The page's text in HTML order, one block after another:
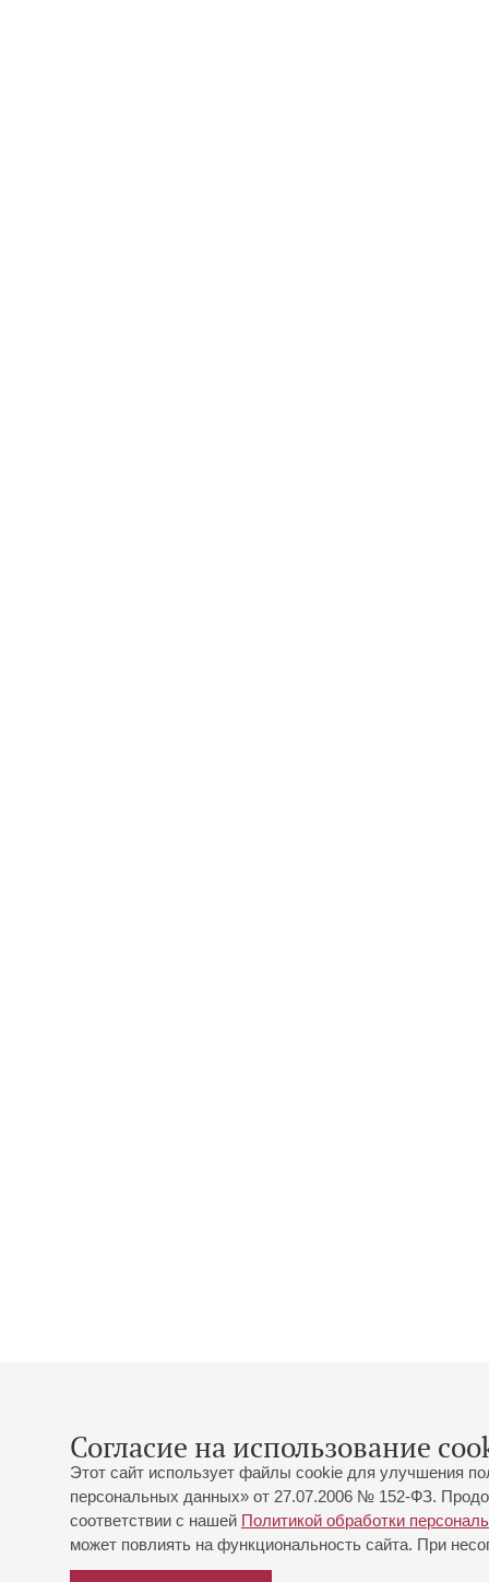
Согласие на использование
Этот сайт использует файлы cookie для улучшения
персональных данных» от 27.07.2006 № 152-ФЗ.
соответствии с нашей Политикой обработки
может повлиять на функциональность сайта. При